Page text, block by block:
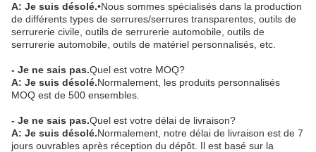
A: Je suis désolé.•Nous sommes spécialisés dans la production
de différents types de serrures/serrures transparentes, outils de
serrurerie civile, outils de serrurerie automobile, outils de
serrurerie automobile, outils de matériel personnalisés, etc.
- Je ne sais pas.Quel est votre MOQ?
A: Je suis désolé.Normalement, les produits personnalisés
MOQ est de 500 ensembles.
- Je ne sais pas.Quel est votre délai de livraison?
A: Je suis désolé.Normalement, notre délai de livraison est de 7
jours ouvrables après réception du dépôt. Il est basé sur la